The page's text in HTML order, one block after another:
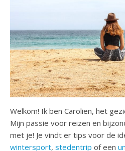
Welkom! Ik ben Carolien, het
Mijn passie voor reizen en
met je! Je vindt er tips voor de
wintersport, stedentrip of een